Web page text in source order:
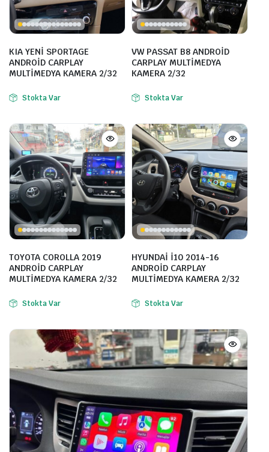
KIA YENİ SPORTAGE
ANDROİD CARPLAY
MULTİMEDYA KAMERA 2/32
Stokta Var
VW PASSAT B8 ANDROİD
CARPLAY MULTİMEDYA
KAMERA 2/32
Stokta Var
TOYOTA COROLLA 2019
ANDROİD CARPLAY
MULTİMEDYA KAMERA 2/32
Stokta Var
HYUNDAİ İ10 2014-16
ANDROİD CARPLAY
MULTİMEDYA KAMERA 2/32
Stokta Var